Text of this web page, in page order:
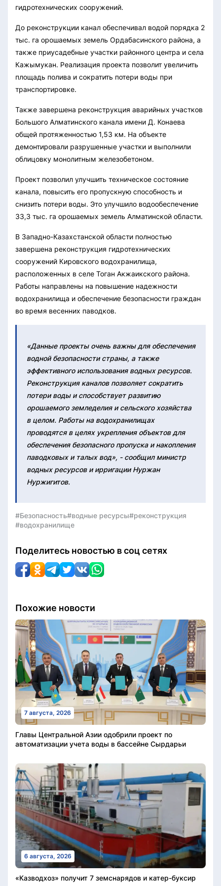
гидротехнических сооружений.
До реконструкции канал обеспечивал водой порядка 2
тыс. га орошаемых земель Ордабасинского района, а
также приусадебные участки районного центра и села
Кажымукан. Реализация проекта позволит увеличить
площадь полива и сократить потери воды при
транспортировке.
Также завершена реконструкция аварийных участков
Большого Алматинского канала имени Д. Конаева
общей протяженностью 1,53 км. На объекте
демонтировали разрушенные участки и выполнили
облицовку монолитным железобетоном.
Проект позволил улучшить техническое состояние
канала, повысить его пропускную способность и
снизить потери воды. Это улучшило водообеспечение
33,3 тыс. га орошаемых земель Алматинской области.
В Западно-Казахстанской области полностью
завершена реконструкция гидротехнических
сооружений Кировского водохранилища,
расположенных в селе Тоган Акжаикского района.
Работы направлены на повышение надежности
водохранилища и обеспечение безопасности граждан
во время весенних паводков.
«Данные проекты очень важны для обеспечения
водной безопасности страны, а также
эффективного использования водных ресурсов.
Реконструкция каналов позволяет сократить
потери воды и способствует развитию
орошаемого земледелия и сельского хозяйства
в целом. Работы на водохранилищах
проводятся в целях укрепления объектов для
обеспечения безопасного пропуска и накопления
паводковых и талых вод», - сообщил министр
водных ресурсов и ирригации Нуржан
Нуржигитов.
#Безопасность#водные ресурсы#реконструкция
#водохранилище
Поделитесь новостью в соц сетях
Похожие новости
7 августа, 2026
Главы Центральной Азии одобрили проект по
автоматизации учета воды в бассейне Сырдарьи
6 августа, 2026
«Казводхоз» получит 7 земснарядов и катер-буксир